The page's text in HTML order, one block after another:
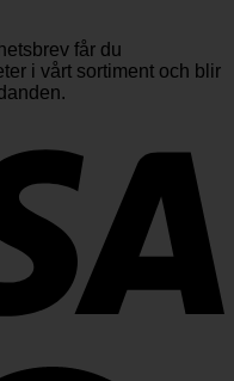
får du
i vårt sortiment och blir